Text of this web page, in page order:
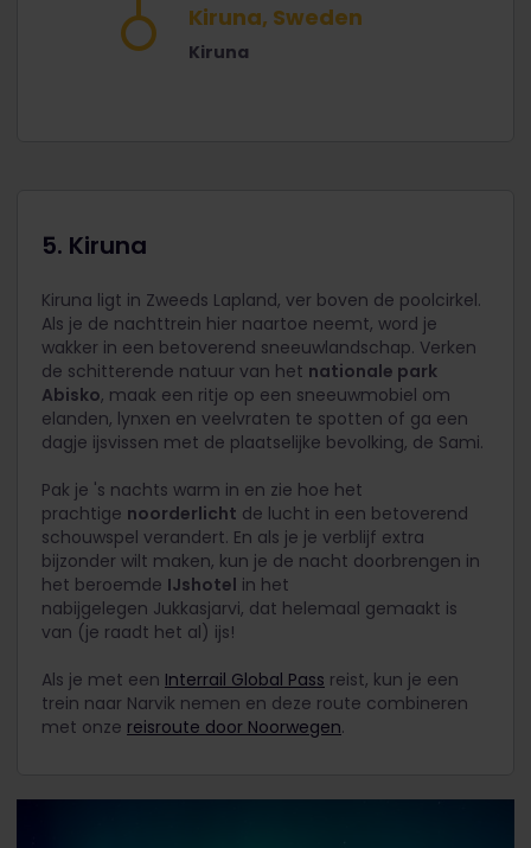
Kiruna, Sweden
Kiruna
5. Kiruna
Kiruna ligt in Zweeds Lapland, ver boven de poolcirkel.
Als je de nachttrein hier naartoe neemt, word je
wakker in een betoverend sneeuwlandschap. Verken
de schitterende natuur van het nationale park
Abisko, maak een ritje op een sneeuwmobiel om
elanden, lynxen en veelvraten te spotten of ga een
dagje ijsvissen met de plaatselijke bevolking, de Sami.
Pak je 's nachts warm in en zie hoe het
prachtige noorderlicht de lucht in een betoverend
schouwspel verandert. En als je je verblijf extra
bijzonder wilt maken, kun je de nacht doorbrengen in
het beroemde IJshotel in het
nabijgelegen Jukkasjarvi, dat helemaal gemaakt is
van (je raadt het al) ijs!
Als je met een Interrail Global Pass reist, kun je een
trein naar Narvik nemen en deze route combineren
met onze reisroute door Noorwegen.